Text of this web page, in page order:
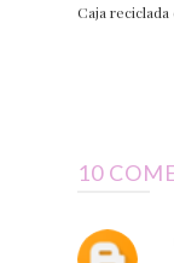
Caja
10